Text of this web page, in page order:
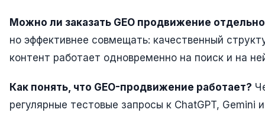
Можно ли заказать GEO продвижение отдельно
но эффективнее совмещать: качественный
контент работает одновременно на поиск и на
Как понять, что GEO-продвижение работает?
регулярные тестовые запросы к ChatGPT, Gemini